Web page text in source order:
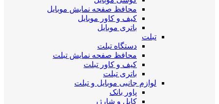
محافظ صفحه نمایش موبایل
کیف و کاور موبایل
باتری موبایل
تبلت
دستگاه تبلت
محافظ صفحه نمایش تبلت
کیف و کاور تبلت
باتری تبلت
لوازم جانبی موبایل و تبلت
پاور بانک
کابل و شارژر